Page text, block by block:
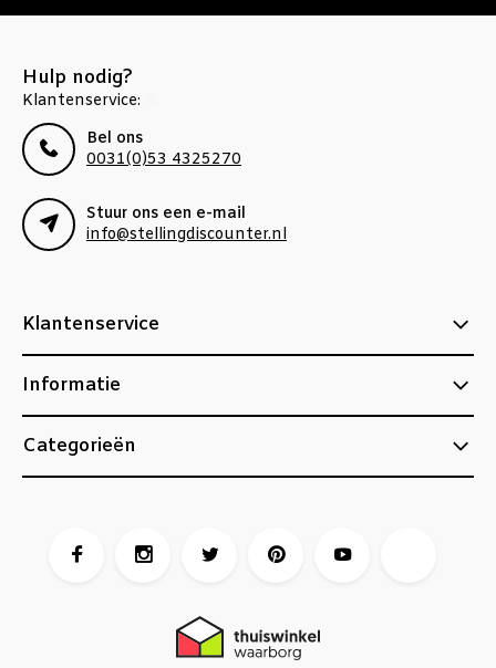
Hulp nodig?
Klantenservice:
Bel ons
0031(0)53 4325270
Stuur ons een e-mail
info@stellingdiscounter.nl
Klantenservice
Informatie
Categorieën